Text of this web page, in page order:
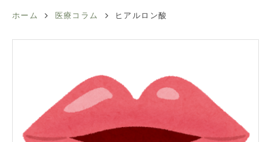
ホーム 医療コラム ヒアルロン酸